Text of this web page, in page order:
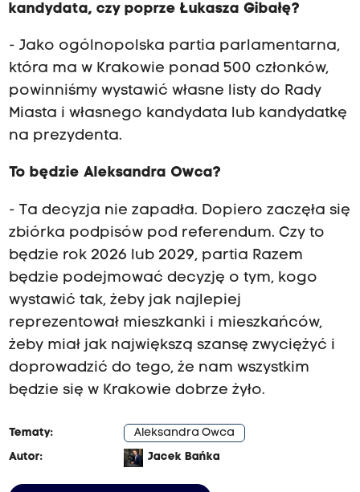
kandydata, czy poprze Łukasza Gibałę?
- Jako ogólnopolska partia parlamentarna,
która ma w Krakowie ponad 500 członków,
powinniśmy wystawić własne listy do Rady
Miasta i własnego kandydata lub kandydatkę
na prezydenta.
To będzie Aleksandra Owca?
- Ta decyzja nie zapadła. Dopiero zaczęła się
zbiórka podpisów pod referendum. Czy to
będzie rok 2026 lub 2029, partia Razem
będzie podejmować decyzję o tym, kogo
wystawić tak, żeby jak najlepiej
reprezentował mieszkanki i mieszkańców,
żeby miał jak największą szansę zwyciężyć i
doprowadzić do tego, że nam wszystkim
będzie się w Krakowie dobrze żyło.
Tematy:
Aleksandra Owca
Autor:
Jacek Bańka